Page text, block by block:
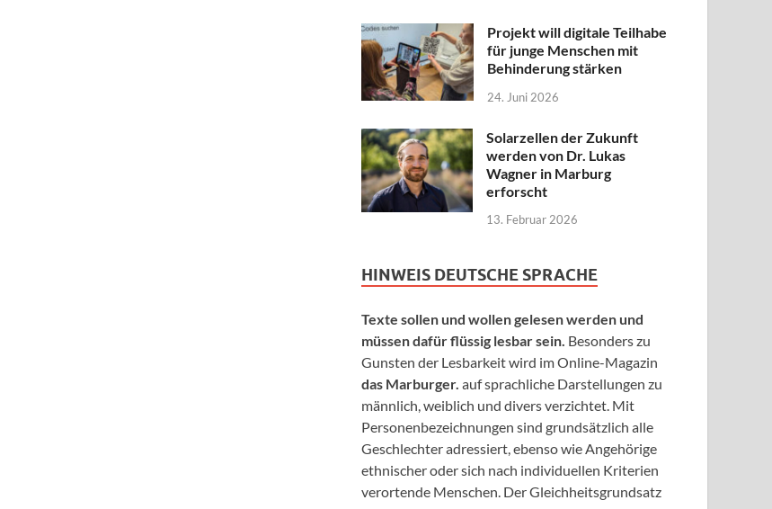
Projekt will digitale Teilhabe
für junge Menschen mit
Behinderung stärken
24. Juni 2026
Solarzellen der Zukunft
werden von Dr. Lukas
Wagner in Marburg
erforscht
13. Februar 2026
HINWEIS DEUTSCHE SPRACHE
Texte sollen und wollen gelesen werden und
müssen dafür flüssig lesbar sein. Besonders zu
Gunsten der Lesbarkeit wird im Online-Magazin
das Marburger. auf sprachliche Darstellungen zu
männlich, weiblich und divers verzichtet. Mit
Personenbezeichnungen sind grundsätzlich alle
Geschlechter adressiert, ebenso wie Angehörige
ethnischer oder sich nach individuellen Kriterien
verortende Menschen. Der Gleichheitsgrundsatz